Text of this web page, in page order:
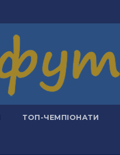
ТОП-ЧЕМПІОНАТИ